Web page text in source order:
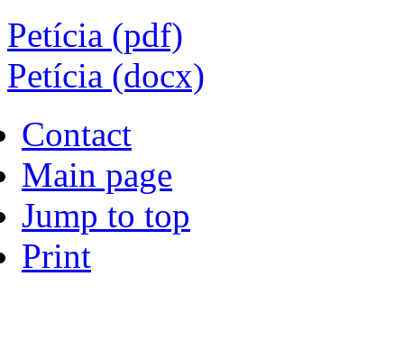
Petícia (pdf)
Petícia (docx)
Contact
Main page
Jump to top
Print